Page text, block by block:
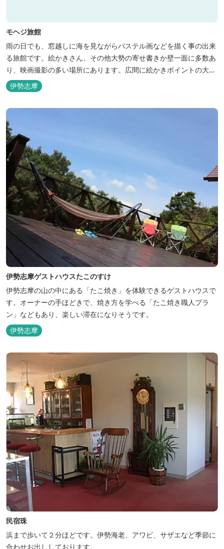
モヘジ旅館
雨の日でも、窓越しに海を見ながらパステル画などを描く事の出来
る旅館です。絵かきさん、その他大勢の寄せ書きか壁一面に多数あ
り、映画撮影の多い場所にあります。広間に絵かきポイントの大地
図がありますので合宿の際などの打ち合わせも行えます。
伊勢志摩
伊勢志摩ゲストハウスたこのすけ
伊勢志摩の山の中にある「たこ焼き」を体験できるゲストハウスで
す。オーナーの手ほどきで、焼き方を学べる「たこ焼き職人プラ
ン」などもあり、楽しい滞在になりそうです。
伊勢志摩
民宿珠
浜まで歩いて２分ほどです。伊勢海老、アワビ、サザエなど季節に
合わせお出ししております。